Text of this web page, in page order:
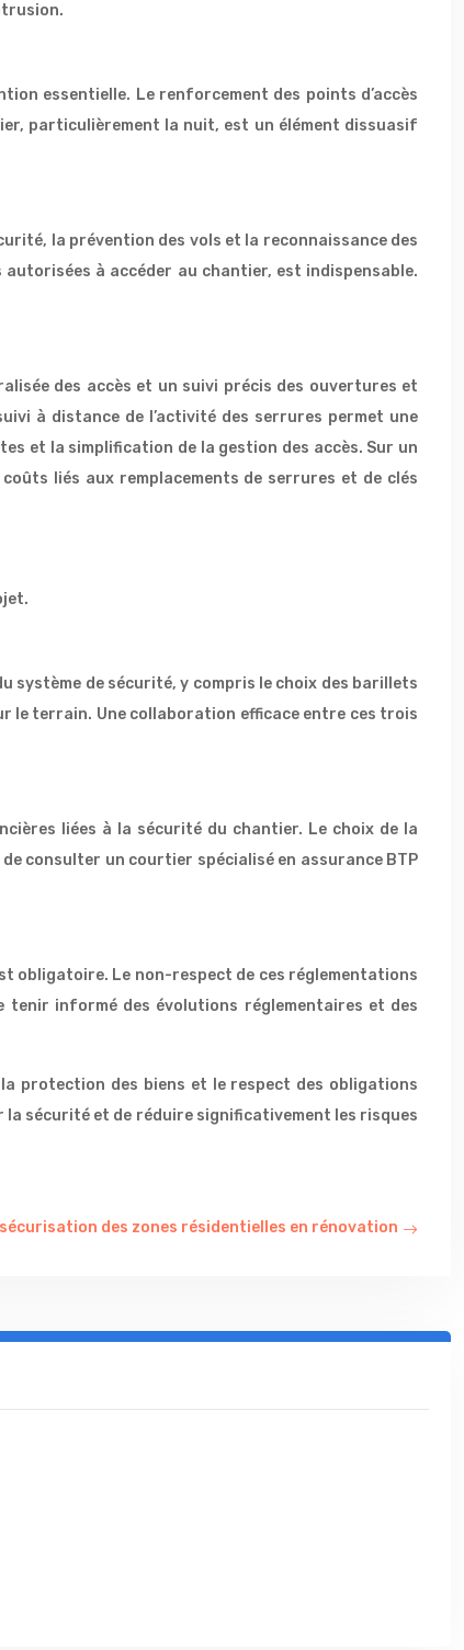
essentielle. Le renforcement des points d’accès
particulièrement la nuit, est un élément dissuasif
la prévention des vols et la reconnaissance des
à accéder au chantier, est indispensable.
des accès et un suivi précis des ouvertures et
à distance de l’activité des serrures permet une
et la simplification de la gestion des accès. Sur un
liés aux remplacements de serrures et de clés
système de sécurité, y compris le choix des barillets
le terrain. Une collaboration efficace entre ces trois
liées à la sécurité du chantier. Le choix de la
consulter un courtier spécialisé en assurance BTP
obligatoire. Le non-respect de ces réglementations
tenir informé des évolutions réglementaires et des
protection des biens et le respect des obligations
sécurité et de réduire significativement les risques
des zones résidentielles en rénovation